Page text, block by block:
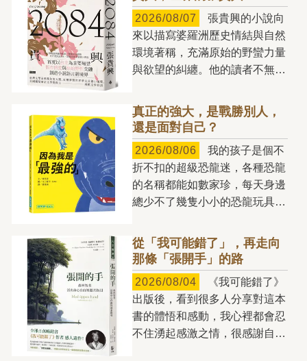
2026/08/07
來以描寫婆羅洲歷史情結與自然
環境著稱，充滿原始的野蠻力量
與欲望的糾纏。他的讀者不無可
婆羅洲，與熱帶雨林血脈相連，
若是脫離婆羅洲的土壤，或許無
處扎根。但張貴興就如任何忠實
於創作的小說家，不斷用小說探
索更多的人間樣態，貢獻給讀者
們，也因而成就《2084》這樣
的大跨越，台北成為小說主要場
有」的筆力，讓這個地方的某些
靈魂甦醒，讓某些發自於此地的
獨特次聲波能被感知。 如果
不是張貴興，我們看不到這樣的
台北，就如同如果沒有張貴興，
我們看不到那樣的婆羅洲。
真正的強大，是戰勝別人，
還是面對自己？
2026/08/06
折不扣的超級恐龍迷，各種恐龍
的名稱都能如數家珍，每天身邊
總少不了幾隻小小的恐龍玩具。
建各自的「世界」：有時將牠們
分成草食性與肉食性兩大區域，
有時則依照生活環境，安排在海
洋或陸地棲息；甚至還會仿照電
影《侏羅紀公園》的情境，為某
些恐龍設置特別管制區。 孩
子在恐龍玩具的世界裡遊戲時，
從「我可能錯了」，再走向
那條「張開手」的路
2026/08/04
出版後，看到很多人分享對這本
書的體悟和感動，我心裡都會忍
不住湧起感激之情，很感謝自己